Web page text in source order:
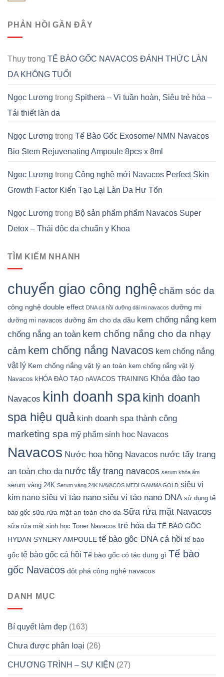
PHẢN HỒI GẦN ĐÂY
Thuy trong TẾ BÀO GỐC NAVACOS ĐÁNH THỨC LÀN
DA KHÔNG TUỔI
Ngọc Lương trong Spithera – Vi tuần hoàn, Siêu trẻ hóa –
Tái thiết làn da
Ngọc Lương trong Tế Bào Gốc Exosome/ NMN Navacos
Bio Stem Rejuvenating Ampoule 8pcs x 8ml
Ngọc Lương trong Công nghệ mới Navacos Perfect Skin
Growth Factor Kiến Tạo Lại Làn Da Hư Tổn
Ngọc Lương trong Bộ sản phẩm phẩm Navacos Super
Detox – Thải độc da chuẩn y Khoa
TÌM KIẾM NHANH
chuyển giao công nghệ chăm sóc da
công nghệ double effect DNA cá hồi dưỡng dài mi navacos dưỡng mi
dưỡng mi navacos dưỡng ẩm cho da dầu kem chống nắng kem
chống nắng an toàn kem chống nắng cho da nhạy
cảm kem chống nắng Navacos kem chống nắng
vật lý Kem chống nắng vật lý an toàn kem chống nắng vật lý
Navacos kHÓA ĐÀO TẠO nAVACOS TRAINING Khóa đào tạo
Navacos kinh doanh spa kinh doanh
spa hiệu quả kinh doanh spa thành công
marketing spa mỹ phẩm sinh học Navacos
Navacos Nước hoa hồng Navacos nước tẩy trang
an toàn cho da nước tẩy trang navacos serum khóa ẩm
serum vàng 24K Serum vàng 24K NAVACOS MEDI GAMMA GOLD siêu vi
kim nano siêu vi tảo nano siêu vi tảo nano DNA sử dụng tế
bào gốc sữa rửa mặt an toàn cho da Sữa rửa mặt Navacos
sữa rửa mặt sinh học Toner Navacos trẻ hóa da TẾ BÀO GỐC
HYDAN SYNERY AMPOULE tế bào gôc DNA cá hồi tế bào
gốc tế bào gốc cá hồi Tế bào gốc có tác dụng gì Tế bào
gốc Navacos đột phá công nghệ navacos
DANH MỤC
Bí quyết làm đẹp (163)
Chưa được phân loại (26)
CHƯƠNG TRÌNH – SỰ KIỆN (27)